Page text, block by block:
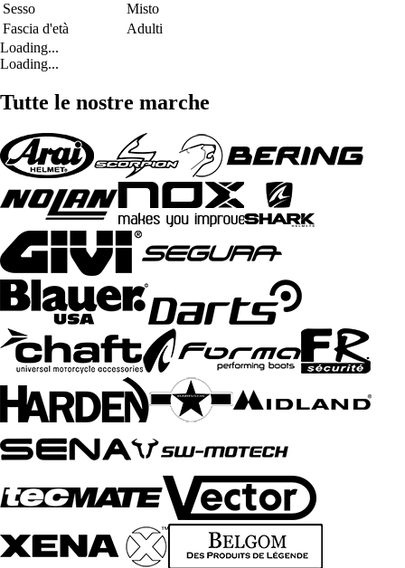
Sesso
Misto
Fascia d'età
Adulti
Loading...
Loading...
Tutte le nostre marche